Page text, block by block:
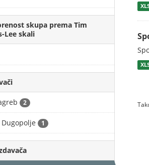
skupa prema Tim
Lee skali
2
1